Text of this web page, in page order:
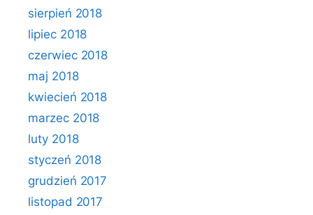
sierpień 2018
lipiec 2018
czerwiec 2018
maj 2018
kwiecień 2018
marzec 2018
luty 2018
styczeń 2018
grudzień 2017
listopad 2017